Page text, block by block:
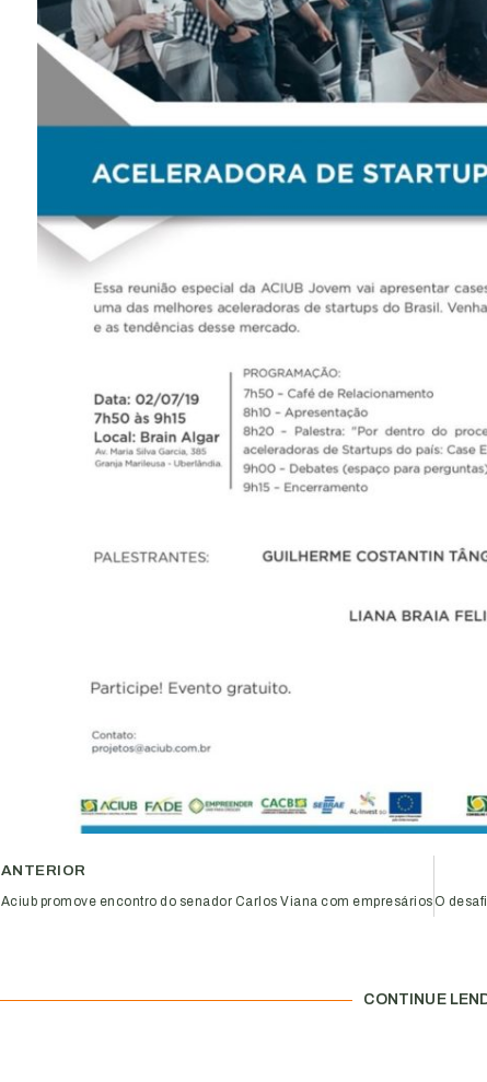
ANTERIOR
Aciub promove encontro do senador Carlos Viana com empresários
CONTINUE